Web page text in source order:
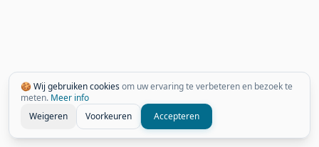
🍪 Wij gebruiken cookiesom uw ervaring te verbeteren en bezoek te
meten. Meer info
Weigeren
Voorkeuren Accepteren